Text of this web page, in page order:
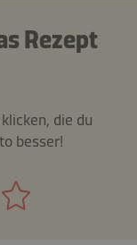
Rezept
die du
besser!